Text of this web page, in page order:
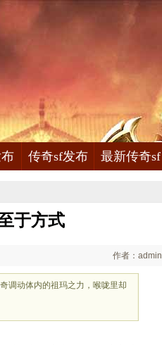
传奇sf发布 最新传奇sf
于方式
作者：admin
调动体内的祖玛之力，喉咙里却